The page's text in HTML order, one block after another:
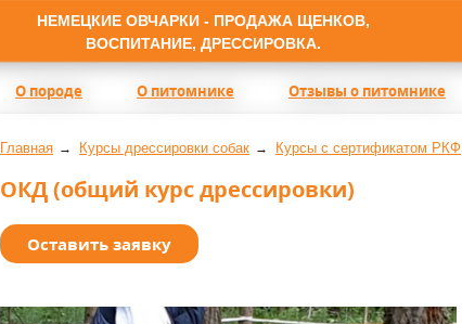
НЕМЕЦКИЕ ОВЧАРКИ - ПРОДАЖА ЩЕНКОВ,
ВОСПИТАНИЕ, ДРЕССИРОВКА.
О породе О питомнике Отзывы о питомнике
Главная Курсы дрессировки собак Курсы с сертификатом РКФ
ОКД (общий курс дрессировки)
Оставить заявку